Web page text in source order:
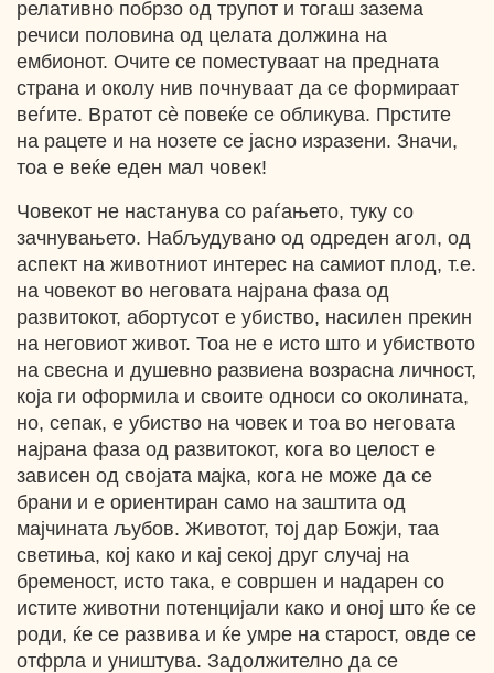
релативно побрзо од трупот и тогаш зазема
речиси половина од целата должина на
ембионот. Очите се поместуваат на предната
страна и околу нив почнуваат да се формираат
веѓите. Вратот cѐ повеќе се обликува. Прстите
на рацете и на нозете се јасно изразени. Значи,
тоа е веќе еден мал човек!
Човекот не настанува со раѓањето, туку со
зачнувањето. Набљудувано од одреден агол, од
аспект на животниот интерес на самиот плод, т.е.
на човекот во неговата најрана фаза од
развитокот, абортусот е убиство, насилен прекин
на неговиот живот. Тоа не е исто што и убиството
на свесна и душевно развиена возрасна личност,
која ги оформила и своите односи со околината,
но, сепак, е убиство на човек и тоа во неговата
најрана фаза од развитокот, кога во целост е
зависен од својата мајка, кога не може да се
брани и е ориентиран само на заштита од
мајчината љубов. Животот, тој дар Божји, таа
светиња, кој како и кај секој друг случај на
бременост, исто така, е совршен и надарен со
истите животни потенцијали како и оној што ќе се
роди, ќе се развива и ќе умре на старост, овде се
отфрла и уништува. Задолжително да се